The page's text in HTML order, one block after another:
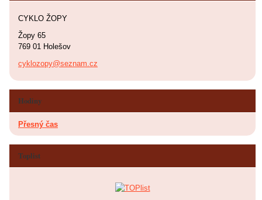
CYKLO ŽOPY
Žopy 65
769 01 Holešov
cyklozopy@seznam.cz
Hodiny
Přesný čas
Toplist